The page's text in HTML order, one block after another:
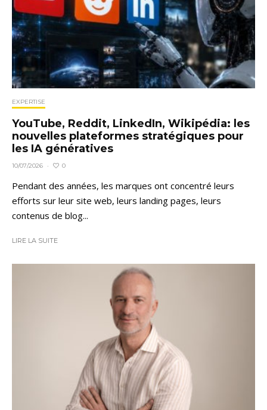
EXPERTISE
YouTube, Reddit, LinkedIn, Wikipédia: les
nouvelles plateformes stratégiques pour
les IA génératives
10/07/2026 · 0
Pendant des années, les marques ont concentré leurs
efforts sur leur site web, leurs landing pages, leurs
contenus de blog...
LIRE LA SUITE